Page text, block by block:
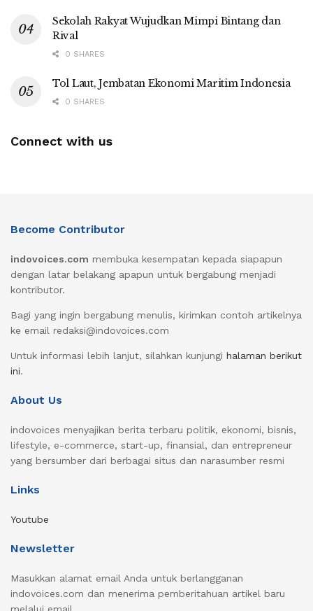
Sekolah Rakyat Wujudkan Mimpi Bintang dan
Rival
0 SHARES
Tol Laut, Jembatan Ekonomi Maritim Indonesia
0 SHARES
Connect with us
Become Contributor
indovoices.com membuka kesempatan kepada siapapun
dengan latar belakang apapun untuk bergabung menjadi
kontributor.
Bagi yang ingin bergabung menulis, kirimkan contoh artikelnya
ke email redaksi@indovoices.com
Untuk informasi lebih lanjut, silahkan kunjungi halaman berikut
ini.
About Us
indovoices menyajikan berita terbaru politik, ekonomi, bisnis,
lifestyle, e-commerce, start-up, finansial, dan entrepreneur
yang bersumber dari berbagai situs dan narasumber resmi
Links
Youtube
Newsletter
Masukkan alamat email Anda untuk berlangganan
indovoices.com dan menerima pemberitahuan artikel baru